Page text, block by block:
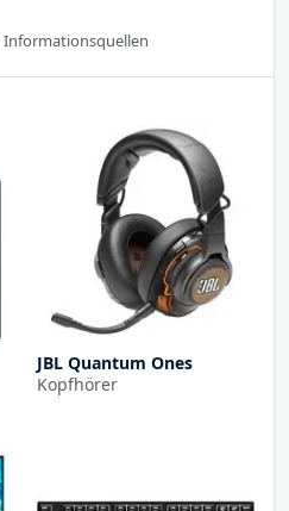
JBL Quantum Ones
Kopfhörer